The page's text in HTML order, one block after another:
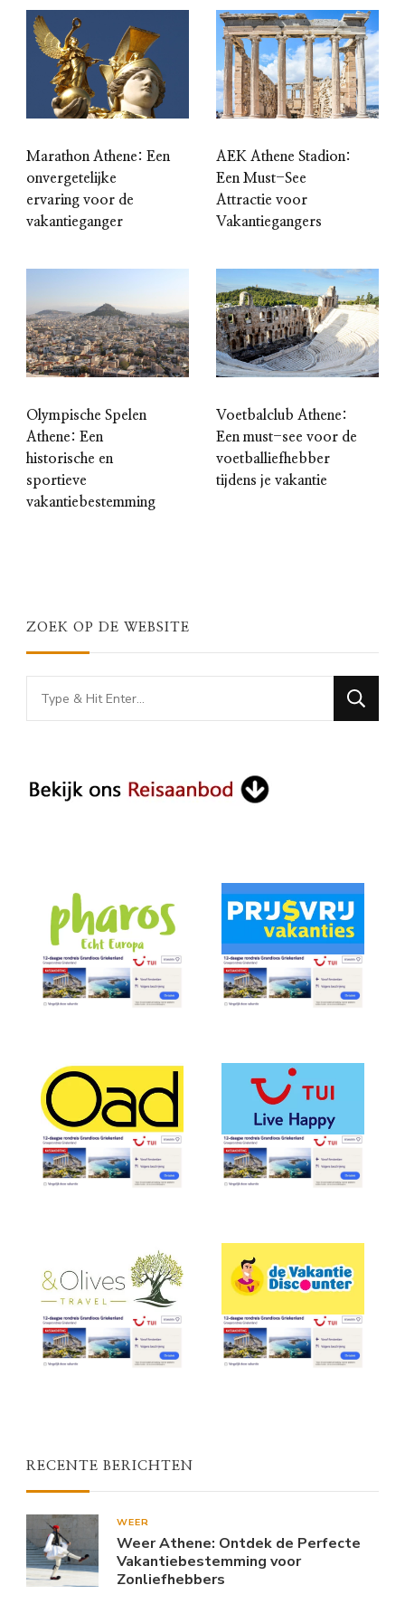
Marathon Athene: Een
onvergetelijke
ervaring voor de
vakantieganger
AEK Athene Stadion:
Een Must-See
Attractie voor
Vakantiegangers
Olympische Spelen
Athene: Een
historische en
sportieve
vakantiebestemming
Voetbalclub Athene:
Een must-see voor de
voetballiefhebber
tijdens je vakantie
ZOEK OP DE WEBSITE
Looking
for
RECENTE BERICHTEN
WEER
Weer Athene: Ontdek de Perfecte
Vakantiebestemming voor
Zonliefhebbers